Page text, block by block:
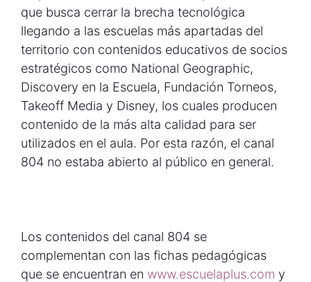
que busca cerrar la brecha tecnológica
llegando a las escuelas más apartadas del
territorio con contenidos educativos de socios
estratégicos como National Geographic,
Discovery en la Escuela, Fundación Torneos,
Takeoff Media y Disney, los cuales producen
contenido de la más alta calidad para ser
utilizados en el aula. Por esta razón, el canal
804 no estaba abierto al público en general.
Los contenidos del canal 804 se
complementan con las fichas pedagógicas
que se encuentran en www.escuelaplus.com y